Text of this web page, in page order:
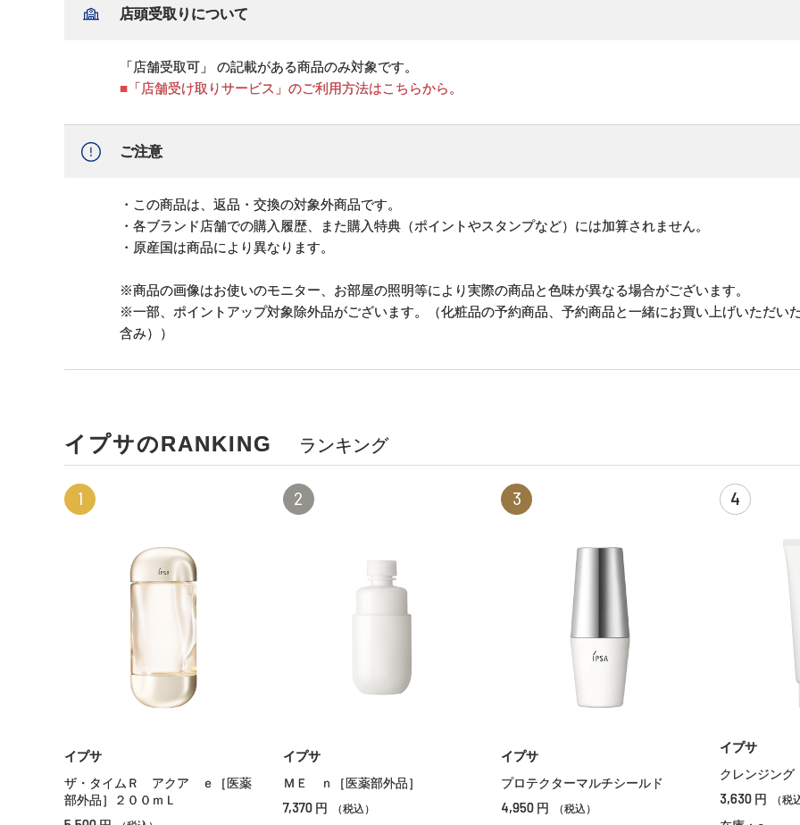
店頭受取りについて
「店舗受取可」 の記載がある商品のみ対象です。
■「店舗受け取りサービス」のご利用方法はこちらから。
ご注意
・この商品は、返品・交換の対象外商品です。
・各ブランド店舗での購入履歴、また購入特典（ポイントやスタンプなど）には加算されません。
・原産国は商品により異なります。
※商品の画像はお使いのモニター、お部屋の照明等により実際の商品と色味が異なる場合がございます。
※一部、ポイントアップ対象除外品がございます。（化粧品の予約商品、予約商品と一緒にお買い上げいただい
含み））
イプサのRANKING ランキング
1
イプサ
ザ・タイムＲ アクア ｅ［医薬
部外品］２００ｍＬ
2
イプサ
ＭＥ ｎ［医薬部外品］
7,370 円 （税込）
3
イプサ
プロテクターマルチシールド
4,950 円 （税込）
4
イプサ
クレンジン
3,630 円 （税